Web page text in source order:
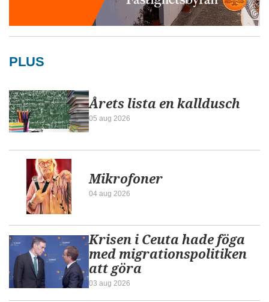
PLUS
Årets lista en kalldusch
05 aug 2026
Mikrofoner
04 aug 2026
Krisen i Ceuta hade föga
med migrationspolitiken
att göra
03 aug 2026